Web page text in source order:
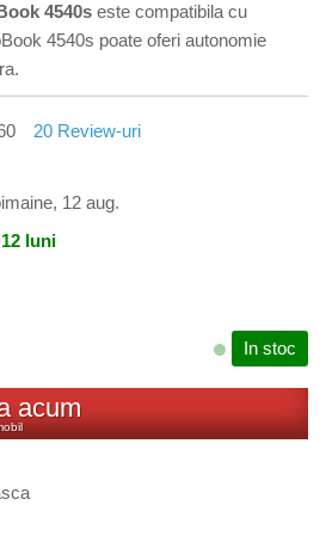
4540s este compatibila cu
4540s poate oferi autonomie
20 Review-uri
12 aug.
12 luni
In stoc
acum